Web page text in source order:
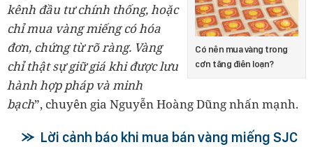
Có nên mua vàng trong
cơn tăng điên loạn?
kênh đầu tư chính thống, hoặc
chỉ mua vàng miếng có hóa
đơn, chứng từ rõ ràng. Vàng
chỉ thật sự giữ giá khi được lưu
hành hợp pháp và minh
bạch”, chuyên gia Nguyễn Hoàng Dũng nhấn mạnh.
Lời cảnh báo khi mua bán vàng miếng SJC